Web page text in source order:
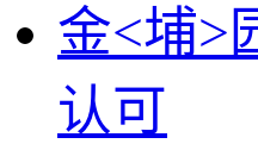
金<埔>
认可